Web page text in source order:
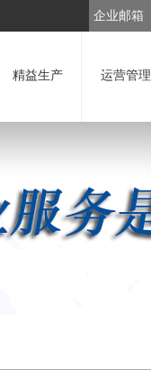
企业邮箱
精益生产 运营管理